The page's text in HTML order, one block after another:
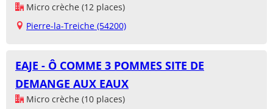
Micro crèche (12 places)
Pierre-la-Treiche (54200)
EAJE - Ô COMME 3 POMMES SITE DE
DEMANGE AUX EAUX
Micro crèche (10 places)